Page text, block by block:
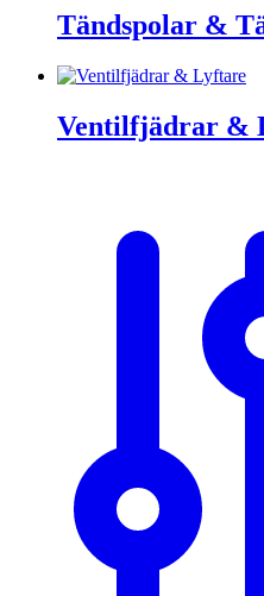
Tändspolar &
Ventilfjädrar &